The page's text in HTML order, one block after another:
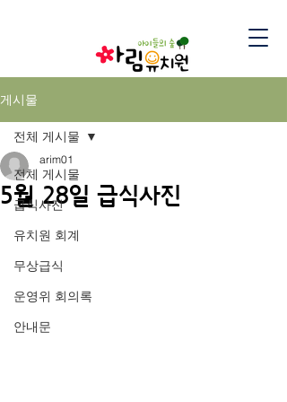
게시물
전체 게시물
급식사진
유치원 회계
무상급식
운영위 회의록
안내문
전체 게시물
5월 28일 급식사진
arim01